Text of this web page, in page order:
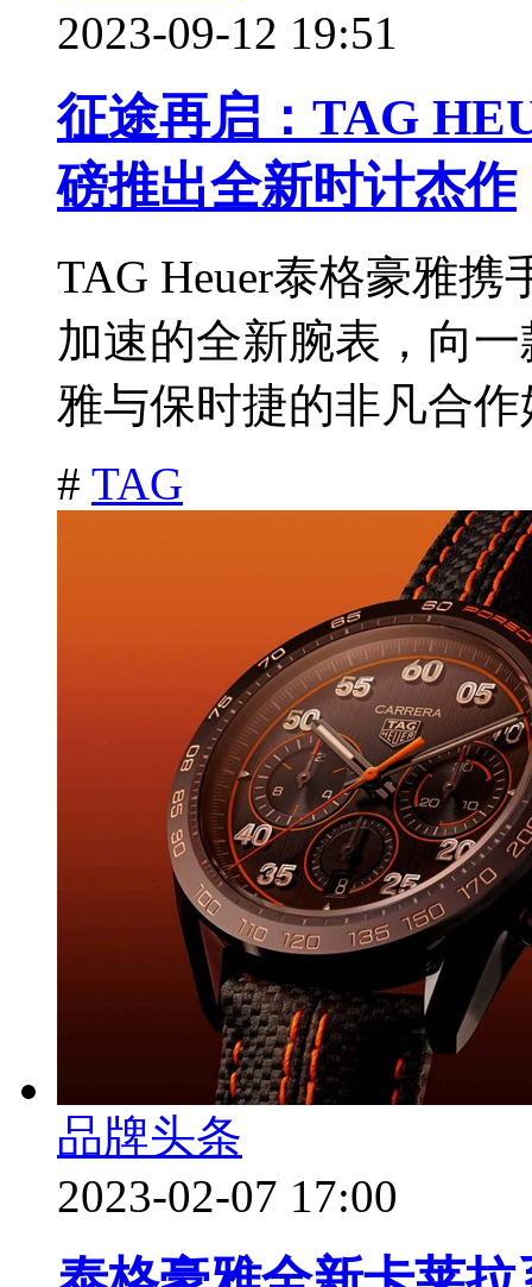
2023-09-12 19:51
征途再启：TAG
磅推出全新时计杰作
TAG Heuer泰格豪雅
加速的全新腕表，向
雅与保时捷的非凡合作
# TAG
品牌头条
2023-02-07 17:00